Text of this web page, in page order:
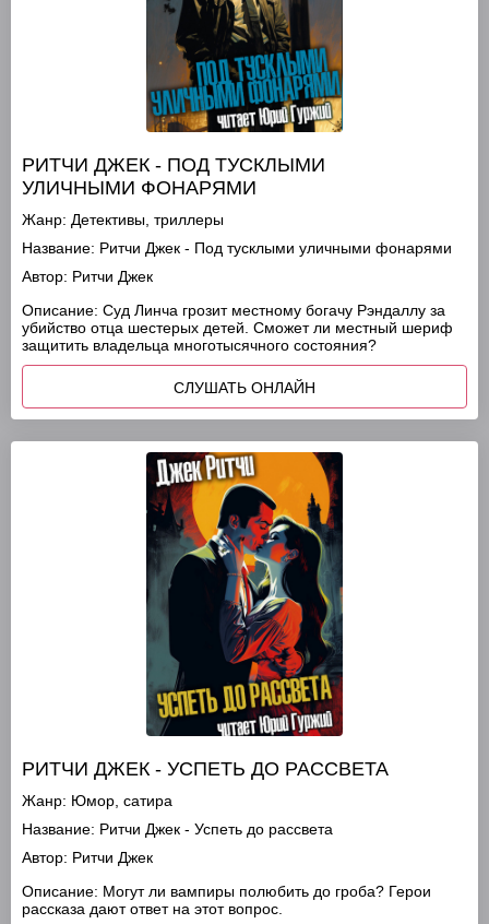
РИТЧИ ДЖЕК - ПОД ТУСКЛЫМИ
УЛИЧНЫМИ ФОНАРЯМИ
Жанр: Детективы, триллеры
Название: Ритчи Джек - Под тусклыми уличными фонарями
Автор: Ритчи Джек
Описание: Суд Линча грозит местному богачу Рэндаллу за
убийство отца шестерых детей. Сможет ли местный шериф
защитить владельца многотысячного состояния?
СЛУШАТЬ ОНЛАЙН
РИТЧИ ДЖЕК - УСПЕТЬ ДО РАССВЕТА
Жанр: Юмор, сатира
Название: Ритчи Джек - Успеть до рассвета
Автор: Ритчи Джек
Описание: Могут ли вампиры полюбить до гроба? Герои
рассказа дают ответ на этот вопрос.